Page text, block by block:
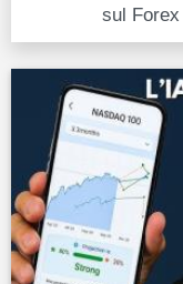
sul Forex